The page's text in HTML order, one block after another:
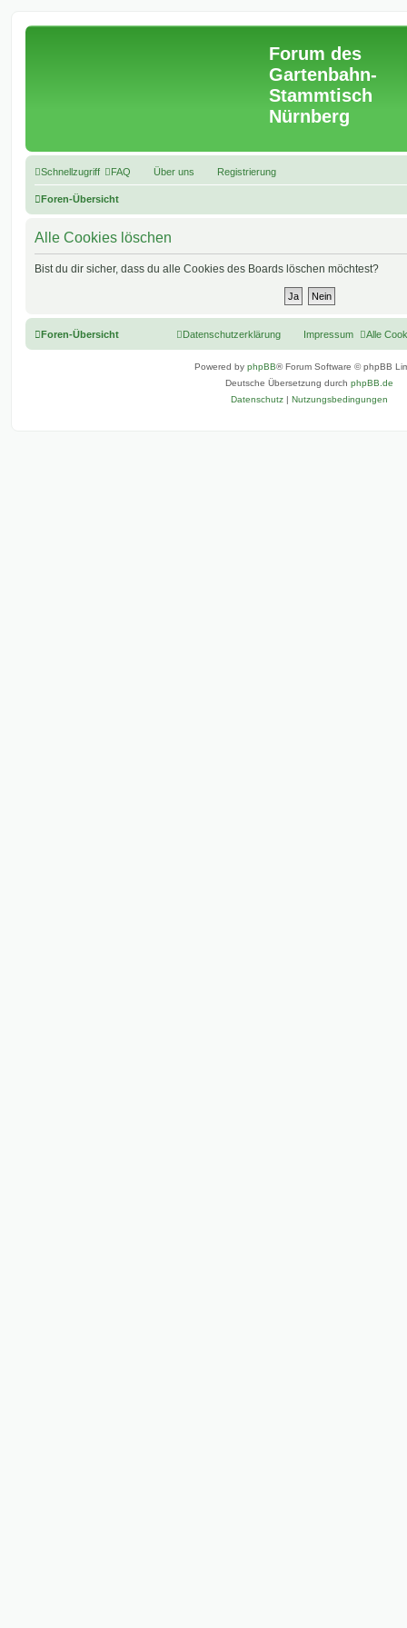
Forum des
Gartenbahn-
Stammtisch
Nürnberg
Schnellzugriff FAQ Über uns Registrierung
Foren-Übersicht
Alle Cookies löschen
Bist du dir sicher, dass du alle Cookies des Boards löschen möchtest?
Foren-Übersicht Alle
Impressum
Datenschutzerklärung
Powered by phpBB® Forum Software © phpBB
Deutsche Übersetzung durch phpBB.de
Datenschutz | Nutzungsbedingungen